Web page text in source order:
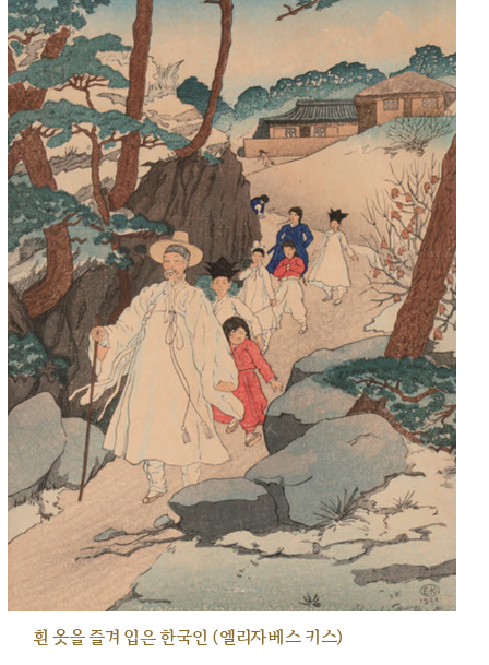
흰 옷을 즐겨 입은 한국인 (엘리자베스 키스)